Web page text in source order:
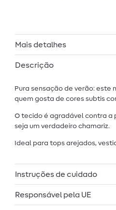
Mais detalhes
Descrição
Pura sensação de verão: este
quem gosta de cores subtis
O tecido é agradável contra a
seja um verdadeiro chamariz.
Ideal para tops arejados,
Instruções de cuidado
Responsável pela UE